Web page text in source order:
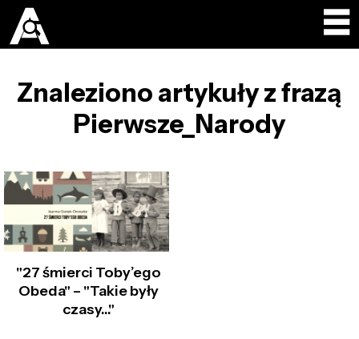
Znaleziono artykuły z frazą
Pierwsze_Narody
"27 śmierci Toby’ego
Obeda" – "Takie były
czasy…"